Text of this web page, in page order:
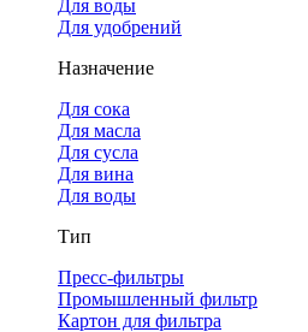
Для воды
Для удобрений
Назначение
Для сока
Для масла
Для сусла
Для вина
Для воды
Тип
Пресс-фильтры
Промышленный фильтр
Картон для фильтра